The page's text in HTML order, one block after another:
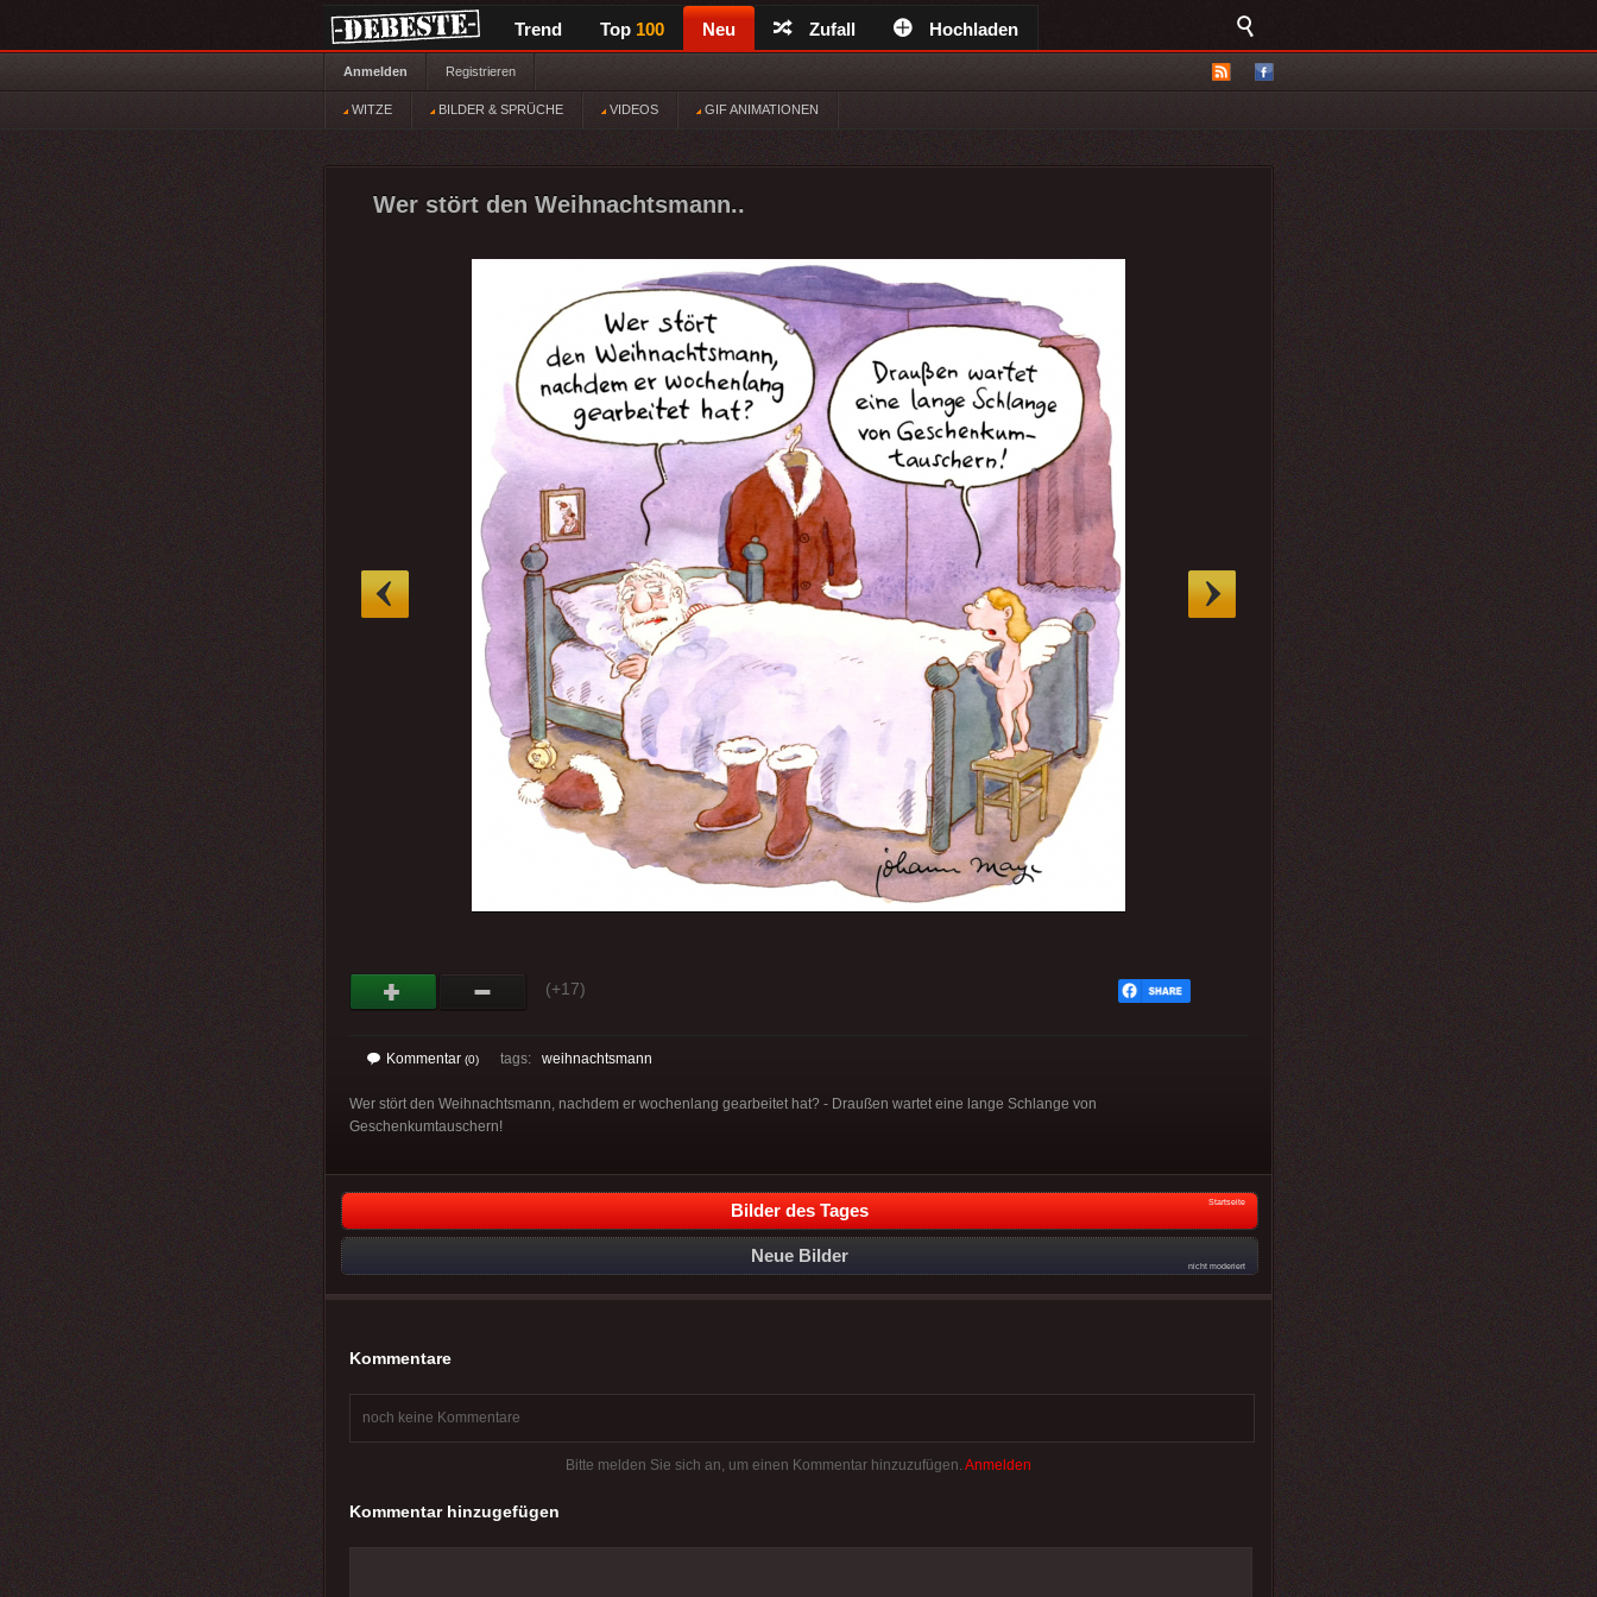
Trend Top 100 Neu Zufall Hochladen
Anmelden Registrieren
WITZE BILDER & SPRÜCHE VIDEOS GIF ANIMATIONEN
Wer stört den Weihnachtsmann..
(+17)
Kommentar (0) tags: weihnachtsmann
Wer stört den Weihnachtsmann, nachdem er wochenlang gearbeitet hat? - Draußen wartet eine lange Schlange von
Geschenkumtauschern!
Bilder des Tages Startseite
Neue Bilder
nicht moderiert
Kommentare
noch keine Kommentare
Bitte melden Sie sich an, um einen Kommentar hinzuzufügen. Anmelden
Kommentar hinzugefügen